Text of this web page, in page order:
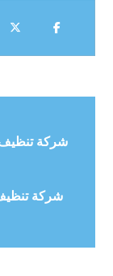
شركة تنظيف مباني دبي